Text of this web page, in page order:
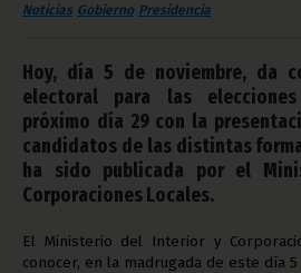
Noticias Gobierno Presidencia
Hoy, día 5 de noviembre, da
electoral para las
próximo día 29 con la
candidatos de las distintas
ha sido publicada por el
Corporaciones Locales.
El Ministerio del Interior y
conocer, en la madrugada de este día